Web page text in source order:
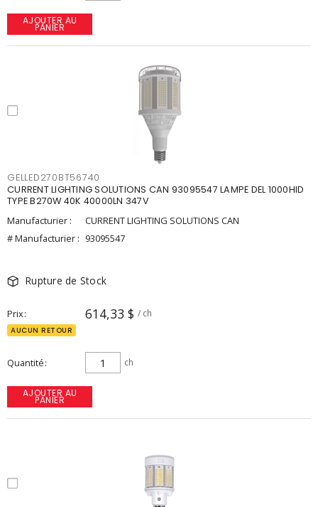
AJOUTER AU
PANIER
GELLED270BT56740
CURRENT LIGHTING SOLUTIONS CAN 93095547 LAMPE DEL 1000HID
TYPE B270W 40K 40000LN 347V
Manufacturier :
CURRENT LIGHTING SOLUTIONS CAN
# Manufacturier : 93095547
Rupture de Stock
Prix 614,33 $ / ch
AUCUN RETOUR
Quantité ch
AJOUTER AU
PANIER